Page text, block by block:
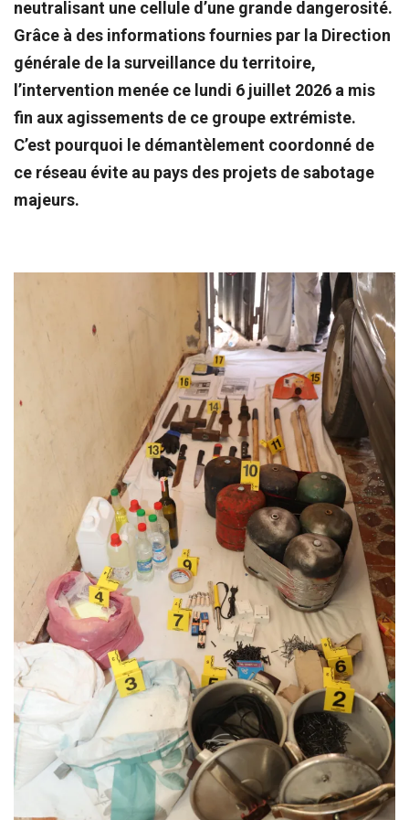
neutralisant une cellule d’une grande dangerosité.
Grâce à des informations fournies par la Direction
générale de la surveillance du territoire,
l’intervention menée ce lundi 6 juillet 2026 a mis
fin aux agissements de ce groupe extrémiste.
C’est pourquoi le démantèlement coordonné de
ce réseau évite au pays des projets de sabotage
majeurs.